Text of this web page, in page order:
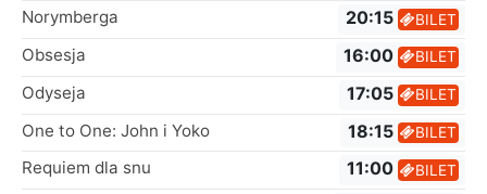
Norymberga 20:15 BILET
Obsesja 16:00 BILET
Odyseja 17:05 BILET
One to One: John i Yoko 18:15 BILET
Requiem dla snu 11:00 BILET